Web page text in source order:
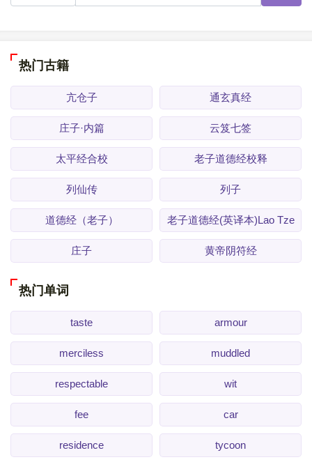
热门古籍
亢仓子 通玄真经
庄子·内篇 云笈七签
太平经合校 老子道德经校释
列仙传 列子
道德经（老子） 老子道德经(英译本)Lao Tze
庄子 黄帝阴符经
热门单词
taste armour
merciless muddled
respectable wit
fee car
residence tycoon